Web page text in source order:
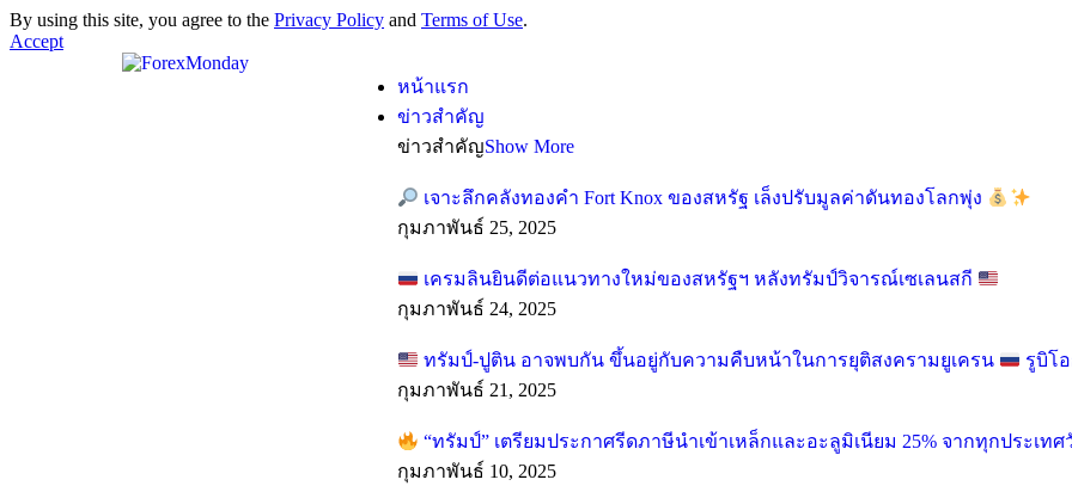
By using this site, you agree to the Privacy Policy and Terms of Use.
Accept
หน้าแรก
ข่าวสำคัญ
ข่าวสำคัญShow More
เจาะลึกคลังทองคำ Fort Knox ของสหรัฐ เล็งปรับมูลค่าดันทองโลกพุ่ง
กุมภาพันธ์ 25, 2025
เครมลินยินดีต่อแนวทางใหม่ของสหรัฐฯ หลังทรัมป์วิจารณ์เซเลนสกี
กุมภาพันธ์ 24, 2025
ทรัมป์-ปูติน อาจพบกัน ขึ้นอยู่กับความคืบหน้าในการยุติสงครามยูเครน
รูบิโ
กุมภาพันธ์ 21, 2025
“ทรัมป์” เตรียมประกาศรีดภาษีนำเข้าเหล็กและอะลูมิเนียม 25% จากทุกประเทศ
กุมภาพันธ์ 10, 2025